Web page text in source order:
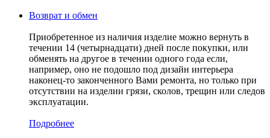
Возврат и обмен
Приобретенное из наличия изделие можно вернуть в
течении 14 (четырнадцати) дней после покупки, или
обменять на другое в течении одного года если,
например, оно не подошло под дизайн интерьера
наконец-то законченного Вами ремонта, но только при
отсутствии на изделии грязи, сколов, трещин или следов
эксплуатации.
Подробнее